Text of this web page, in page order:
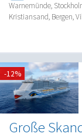
Warnemünde,
Kristiansand, Bergen,
Große
-12%